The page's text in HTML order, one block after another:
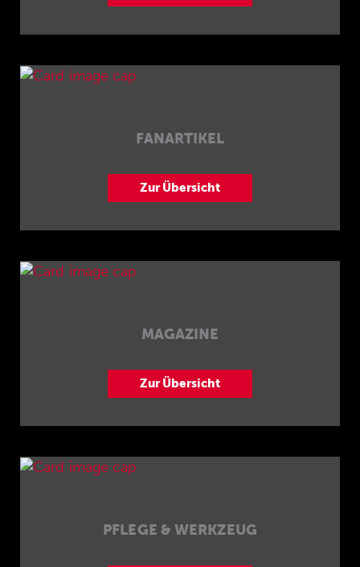
FANARTIKEL
Zur Übersicht
MAGAZINE
Zur Übersicht
PFLEGE & WERKZEUG